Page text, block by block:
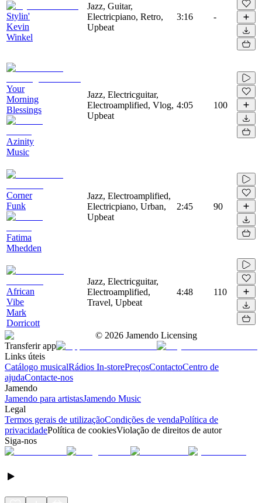
Stylin'
Kevin
Winkel
Jazz, Guitar,
Electricpiano, Retro,
Upbeat
3:16 -
Your
Morning
Blessings
Azinity
Music
Jazz, Electricguitar,
Electroamplified, Vlog,
Upbeat
4:05 100
Corner
Funk
Fatima
Mhedden
Jazz, Electroamplified,
Electricpiano, Urban,
Upbeat
2:45 90
African
Vibe
Mark
Dorricott
Jazz, Electricguitar,
Electroamplified,
Travel, Upbeat
4:48 110
© 2026 Jamendo Licensing
Transferir app
Links úteis
Catálogo musicalRádios In-storePreçosContactoCentro de
ajudaContacte-nos
Jamendo
Jamendo para artistasJamendo Music
Legal
Termos gerais de utilizaçãoCondições de vendaPolítica de
privacidadePolítica de cookiesViolação de direitos de autor
Siga-nos